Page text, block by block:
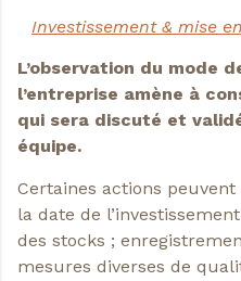
Investissement & mise
L’observation du mode
l’entreprise amène à
qui sera discuté et
équipe.
Certaines actions
la date de
des stocks ;
mesures diverses de